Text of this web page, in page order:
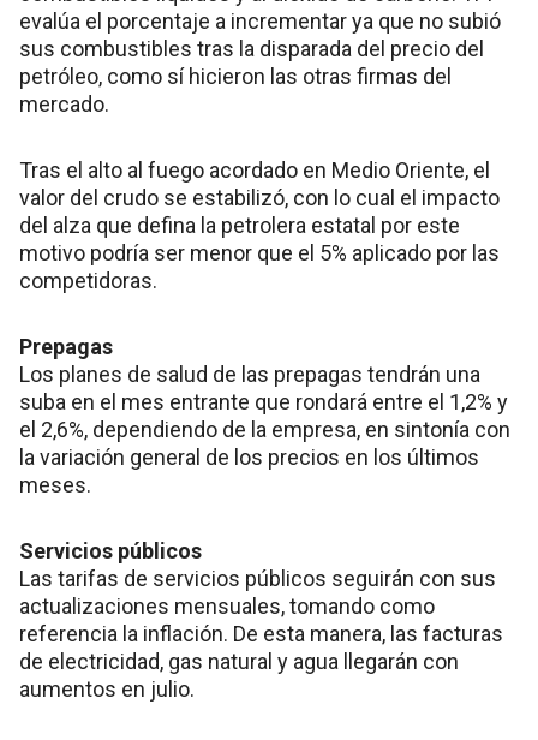
evalúa el porcentaje a incrementar ya que no subió
sus combustibles tras la disparada del precio del
petróleo, como sí hicieron las otras firmas del
mercado.
Tras el alto al fuego acordado en Medio Oriente, el
valor del crudo se estabilizó, con lo cual el impacto
del alza que defina la petrolera estatal por este
motivo podría ser menor que el 5% aplicado por las
competidoras.
Prepagas
Los planes de salud de las prepagas tendrán una
suba en el mes entrante que rondará entre el 1,2% y
el 2,6%, dependiendo de la empresa, en sintonía con
la variación general de los precios en los últimos
meses.
Servicios públicos
Las tarifas de servicios públicos seguirán con sus
actualizaciones mensuales, tomando como
referencia la inflación. De esta manera, las facturas
de electricidad, gas natural y agua llegarán con
aumentos en julio.